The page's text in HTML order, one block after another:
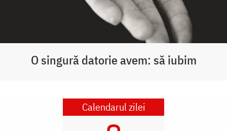
O singură datorie avem: să iubim
Calendarul zilei